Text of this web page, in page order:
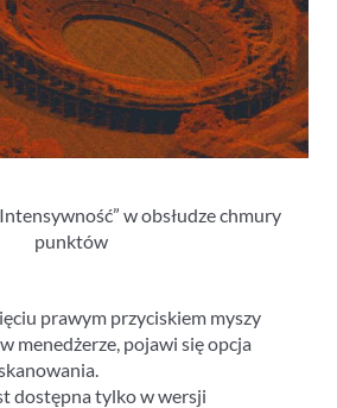
w obsłudze chmury
punktów
prawym przyciskiem myszy
menedżerze, pojawi się opcja
dostępna tylko w wersji